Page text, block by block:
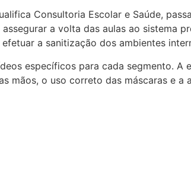
Consultoria Escolar e Saúde,
a volta das aulas ao sistema
a sanitização dos ambientes
específicos para cada segmento.
mãos, o uso correto das máscaras e